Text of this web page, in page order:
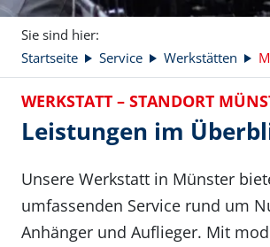
Sie sind hier:
Startseite
Service Werkstätten
WERKSTATT – STANDORT
Leistungen im
Unsere Werkstatt in Münster
umfassenden Service rund um
Anhänger und Auflieger. Mit